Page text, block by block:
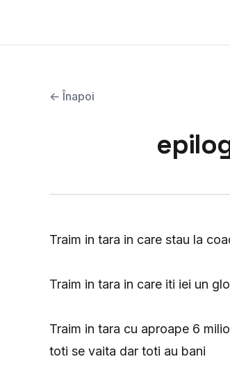
← Înapoi
Traim in tara in care stau la
Traim in tara in care iti iei un
Traim in tara cu aproape 6
toti se vaita dar toti au bani